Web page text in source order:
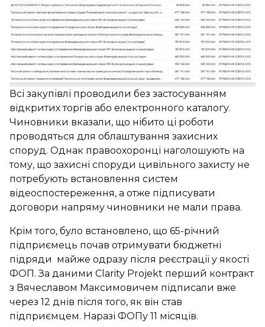
Всі закупівлі проводили без застосуванням
відкритих торгів або електронного каталогу.
Чиновники вказали, що нібито ці роботи
проводяться для облаштування захисних
споруд. Однак правоохоронці наголошують на
тому, що захисні споруди цивільного захисту не
потребують встановлення систем
відеоспостереження, а отже підписувати
договори напряму чиновники не мали права.
Крім того, було встановлено, що 65-річний
підприємець почав отримувати бюджетні
підряди майже одразу після реєстрації у якості
ФОП. За даними Clarity Projekt перший контракт
з Вячеславом Максимовичем підписали вже
через 12 днів після того, як він став
підприємцем. Наразі ФОПу 11 місяців.